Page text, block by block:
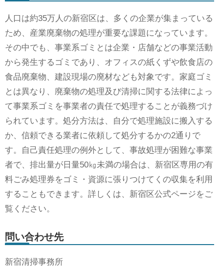
人口は約35万人の新宿区は、多くの企業が集まっている
ため、産業廃棄物の処理が重要な課題になっています。
その中でも、事業系ゴミとは企業・店舗などの事業活動
から発生するゴミであり、オフィスの紙くずや飲食店の
食品廃棄物、建設現場の廃材なども対象です。家庭ゴミ
とは異なり、廃棄物の処理及び清掃に関する法律によっ
て事業系ゴミを事業者の責任で処理することが義務づけ
られています。処分方法は、自分で処理施設に搬入する
か、信頼できる業者に依頼して処分するかの2通りで
す。自己責任処理の例外として、事故処理が困難な事業
者で、排出量が日量50㎏未満の場合は、新宿区専用の有
料ごみ処理券をゴミ・資源に張りつけてくの収集を利用
することもできます。詳しくは、新宿区公式ページをご
覧ください。
問い合わせ先
新宿清掃事務所